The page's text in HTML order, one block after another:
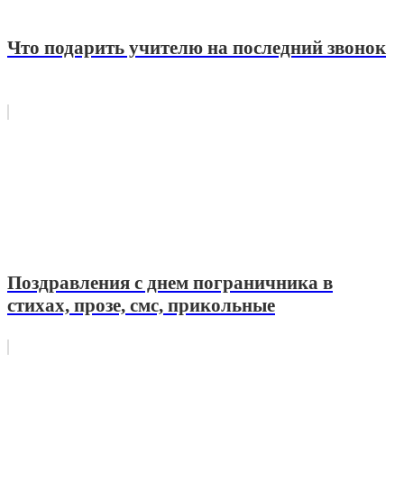
Что подарить учителю на последний звонок
Поздравления с днем пограничника в
стихах, прозе, смс, прикольные